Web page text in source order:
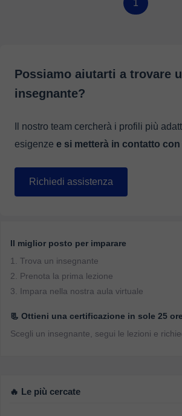
1
Possiamo aiutarti a trovare
insegnante?
Il nostro team cercherà i profili più
esigenze e si metterà in contatto con
Richiedi assistenza
Il miglior posto per imparare
1. Trova un insegnante
2. Prenota la prima lezione
3. Impara nella nostra aula virtuale
📃 Ottieni una certificazione in sole 25
Scegli un insegnante, segui le lezioni e
🔥 Le più cercate